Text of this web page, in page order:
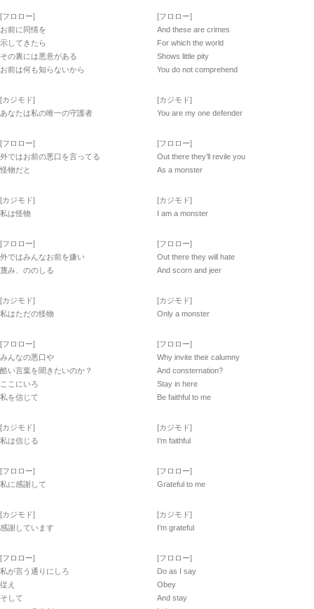
[フロロー]
お前に同情を
示してきたら
その裏には悪意がある
お前は何も知らないから
[カジモド]
あなたは私の唯一の守護者
[フロロー]
外ではお前の悪口を言ってる
怪物だと
[カジモド]
私は怪物
[フロロー]
外ではみんなお前を嫌い
蔑み、ののしる
[カジモド]
私はただの怪物
[フロロー]
みんなの悪口や
酷い言葉を聞きたいのか？
ここにいろ
私を信じて
[カジモド]
私は信じる
[フロロー]
私に感謝して
[カジモド]
感謝しています
[フロロー]
私が言う通りにしろ
従え
そして
[フロロー]
And these are crimes
For which the world
Shows little pity
You do not comprehend
[カジモド]
You are my one defender
[フロロー]
Out there they’ll revile you
As a monster
[カジモド]
I am a monster
[フロロー]
Out there they will hate
And scorn and jeer
[カジモド]
Only a monster
[フロロー]
Why invite their calumny
And consternation?
Stay in here
Be faithful to me
[カジモド]
I’m faithful
[フロロー]
Grateful to me
[カジモド]
I’m grateful
[フロロー]
Do as I say
Obey
And stay